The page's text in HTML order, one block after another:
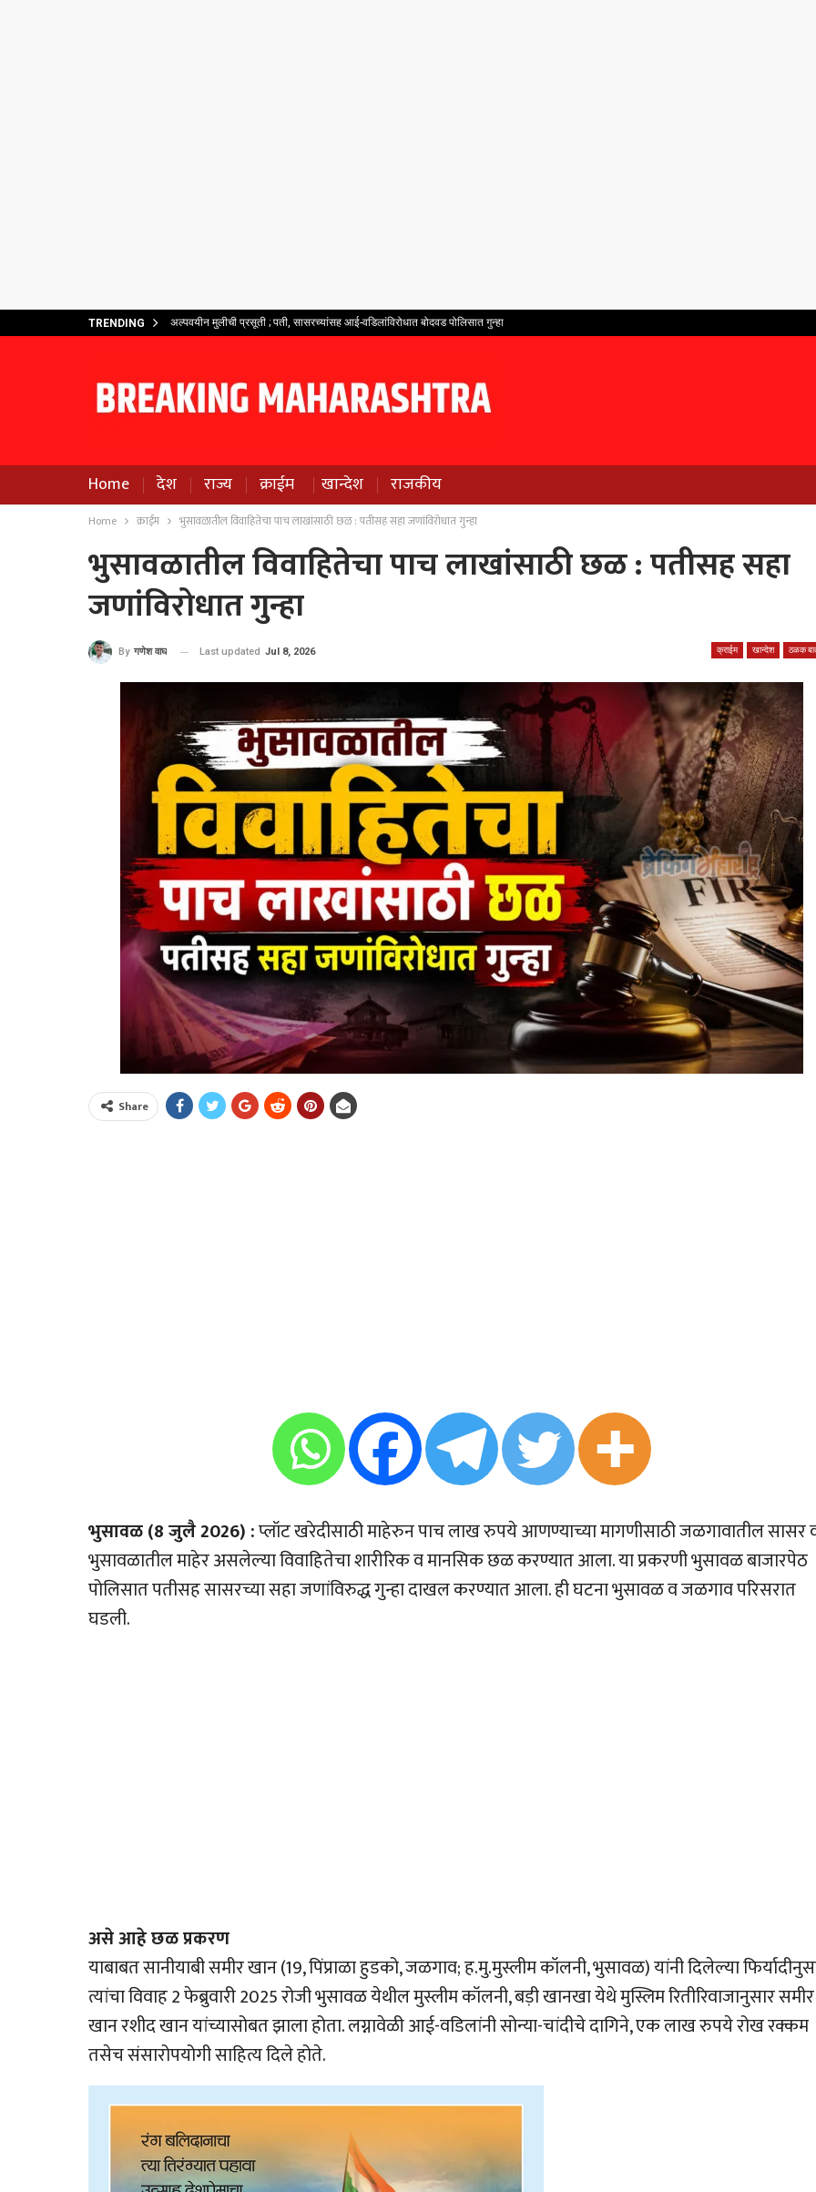
TRENDING अल्पवयीन मुलीची प्रसूती ; पती, सासरच्यांसह आई-वडिलांविरोधात बोदवड पोलिसात गुन्हा
Home देश राज्य क्राईम खान्देश राजकीय
Home क्राईम भुसावळातील विवाहितेचा पाच लाखांसाठी छळ : पतीसह सहा जणांविरोधात गुन्हा
भुसावळातील विवाहितेचा पाच लाखांसाठी छळ : पतीसह सहा
जणांविरोधात गुन्हा
क्राईम खान्देश ठळक
By गणेश वाघ Last updated Jul 8, 2026
Share
भुसावळ (8 जुलै 2026) :प्लॉट खरेदीसाठी माहेरुन पाच लाख रुपये आणण्याच्या मागणीसाठी जळगावातील सासर
भुसावळातील माहेर असलेल्या विवाहितेचा शारीरिक व मानसिक छळ करण्यात आला. या प्रकरणी भुसावळ बाजारपेठ
पोलिसात पतीसह सासरच्या सहा जणांविरुद्ध गुन्हा दाखल करण्यात आला. ही घटना भुसावळ व जळगाव परिसरात
घडली.
असे आहे छळ प्रकरण
याबाबत सानीयाबी समीर खान (19, पिंप्राळा हुडको, जळगाव; ह.मु.मुस्लीम कॉलनी, भुसावळ) यांनी दिलेल्या
त्यांचा विवाह 2 फेब्रुवारी 2025 रोजी भुसावळ येथील मुस्लीम कॉलनी, बड़ी खानखा येथे मुस्लिम रितीरिवाजानुसार समीर
खान रशीद खान यांच्यासोबत झाला होता. लग्नावेळी आई-वडिलांनी सोन्या-चांदीचे दागिने, एक लाख रुपये रोख रक्कम
तसेच संसारोपयोगी साहित्य दिले होते.